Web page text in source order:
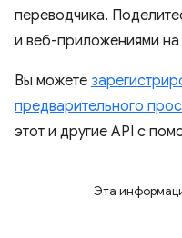
переводчика.
и веб-приложениями на
Вы можете
предварительного
этот и другие API с
Эта